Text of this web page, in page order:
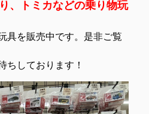
、トミカなどの乗り物玩
具を販売中です。是非ご覧
ちしております！